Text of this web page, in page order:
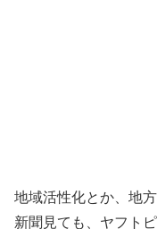
地域活性化とか、地
新聞見ても、ヤフト